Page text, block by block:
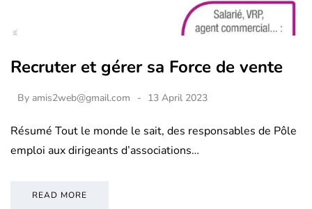
Recruter et gérer sa Force de vente
By amis2web@gmail.com 13 April 2023
Résumé Tout le monde le sait, des responsables de Pôle
emploi aux dirigeants d’associations…
READ MORE